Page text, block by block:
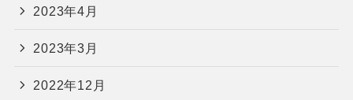
2023年4月
2023年3月
2022年12月